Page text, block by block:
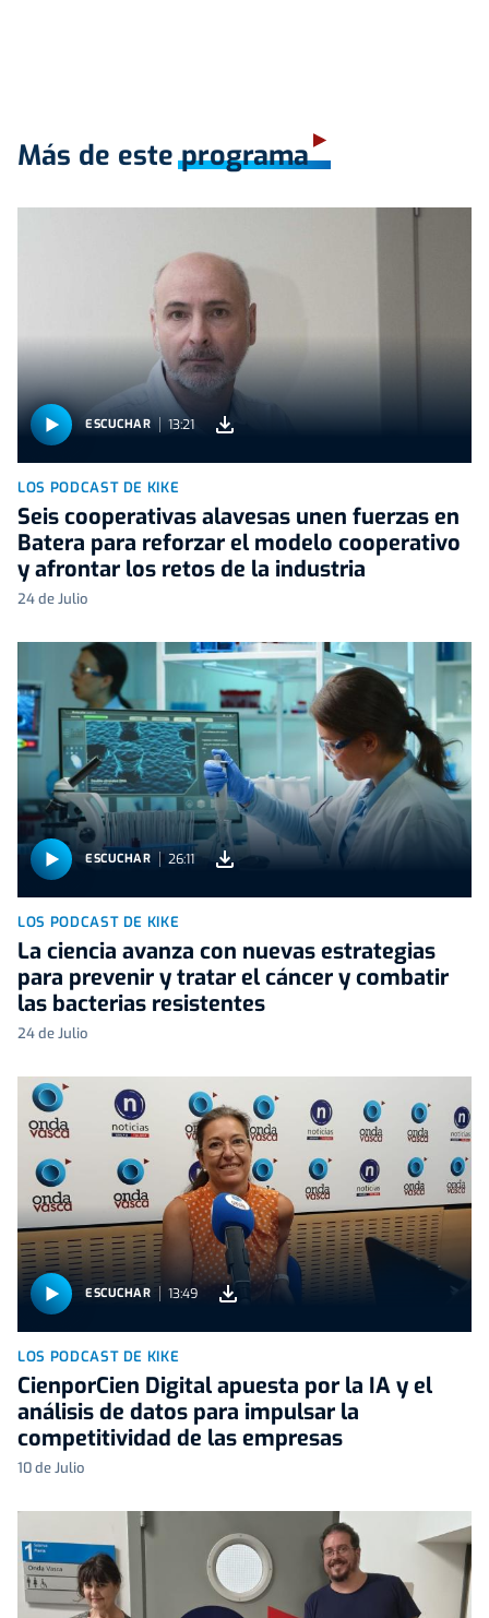
Más de este programa
ESCUCHAR 13:21
LOS PODCAST DE KIKE
Seis cooperativas alavesas unen fuerzas en
Batera para reforzar el modelo cooperativo
y afrontar los retos de la industria
24 de Julio
ESCUCHAR 26:11
LOS PODCAST DE KIKE
La ciencia avanza con nuevas estrategias
para prevenir y tratar el cáncer y combatir
las bacterias resistentes
24 de Julio
ESCUCHAR 13:49
LOS PODCAST DE KIKE
CienporCien Digital apuesta por la IA y el
análisis de datos para impulsar la
competitividad de las empresas
10 de Julio